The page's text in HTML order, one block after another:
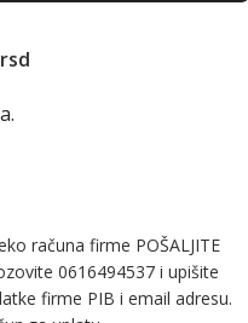
računa firme POŠALJITE
0616494537 i upišite
firme PIB i email adresu.